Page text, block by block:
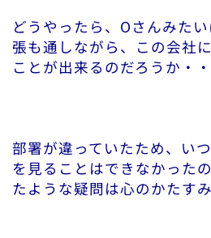
どうやったら、Oさんみた
張も通しながら、この会社
ことが出来るのだろうか・
部署が違っていたため、い
を見ることはできなかった
たような疑問は心のかたす